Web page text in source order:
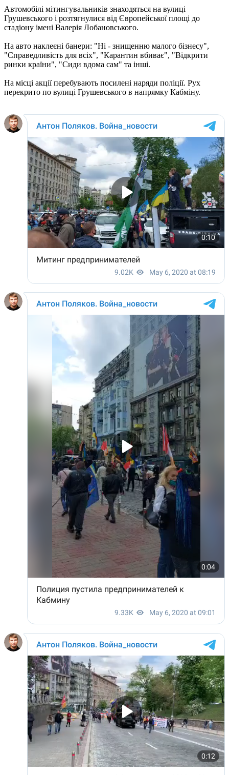
Автомобілі мітингувальників знаходяться на вулиці
Грушевського і розтягнулися від Європейської площі до
стадіону імені Валерія Лобановського.
На авто наклеєні банери: "Ні - знищенню малого бізнесу",
"Справедливість для всіх", "Карантин вбиває", "Відкрити
ринки країни", "Сиди вдома сам" та інші.
На місці акції перебувають посилені наряди поліції. Рух
перекрито по вулиці Грушевського в напрямку Кабміну.